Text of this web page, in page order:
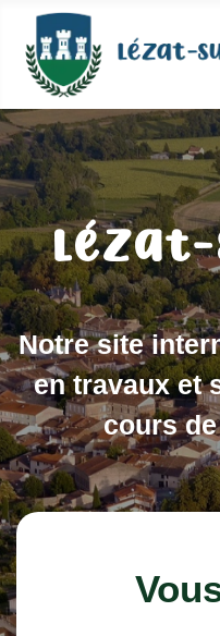
Notre site
en travaux et
cours